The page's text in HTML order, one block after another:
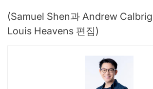
(Samuel Shen과 Andrew
Louis Heavens 편집)